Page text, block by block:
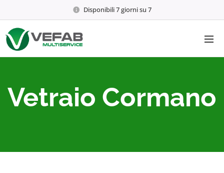
Disponibili 7 giorni su 7
Vetraio Cormano